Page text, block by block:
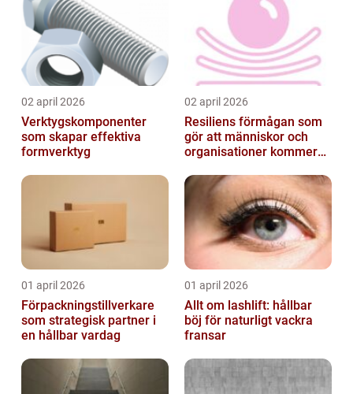
02 april 2026
Verktygskomponenter
som skapar effektiva
formverktyg
02 april 2026
Resiliens förmågan som
gör att människor och
organisationer kommer
01 april 2026
Förpackningstillverkare
som strategisk partner i
en hållbar vardag
01 april 2026
Allt om lashlift: hållbar
böj för naturligt vackra
fransar